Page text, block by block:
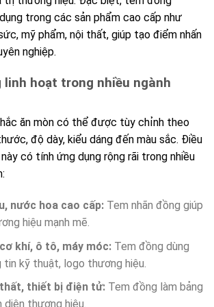
trong các sản phẩm cao cấp như
mỹ phẩm, nội thất, giúp tạo điểm nhấn
nghiệp.
linh hoạt trong nhiều ngành
ăn mòn có thể được tùy chỉnh theo
độ dày, kiểu dáng đến màu sắc. Điều
có tính ứng dụng rộng rãi trong nhiều
nước hoa cao cấp:Tem nhãn đồng giúp
hiệu mạnh mẽ.
khí, ô tô, máy móc:Tem đồng dùng
kỹ thuật, logo thương hiệu.
thiết bị điện tử:Tem đồng làm bảng
diện thương hiệu.